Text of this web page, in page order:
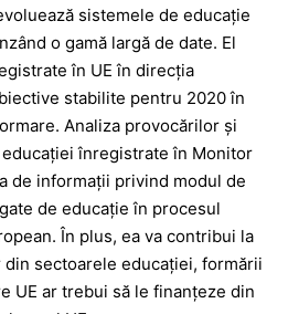
sistemele de educaţie
o gamă largă de date. El
în UE în direcţia
stabilite pentru 2020 în
Analiza provocărilor şi
înregistrate în Monitor
de informaţii privind modul de
de educaţie în procesul
În plus, ea va contribui la
sectoarele educaţiei, formării
UE ar trebui să le finanţeze din